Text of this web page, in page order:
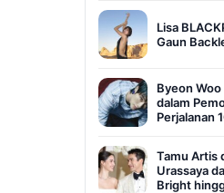
Lisa
Gaun
Byeon
dalam
Perjalanan
Tamu Artis
Urassaya
Bright